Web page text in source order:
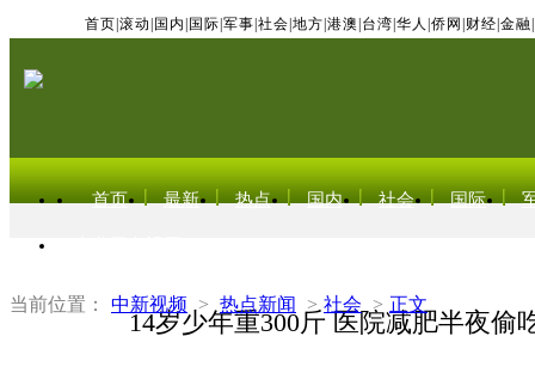
首页 滚动 国内 国际 军事 社会 地方 港澳 台湾 华人 侨网 财经 金融
首页 最新 热点 国内 社会 国际
当前位置： 中新视频 > 热点新闻 > 社会 > 正文
14岁少年重300斤 医院减肥半夜偷